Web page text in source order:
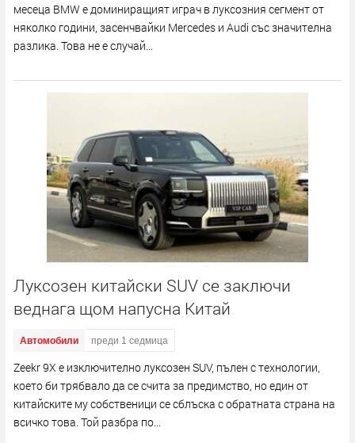
месеца BMW е доминиращият играч в луксозния сегмент от
няколко години, засенчвайки Mercedes и Audi със значителна
разлика. Това не е случай...
Луксозен китайски SUV се заключи
веднага щом напусна Китай
Автомобили преди 1 седмица
Zeekr 9X е изключително луксозен SUV, пълен с технологии,
което би трябвало да се счита за предимство, но един от
китайските му собственици се сблъска с обратната страна на
всичко това. Той разбра по...